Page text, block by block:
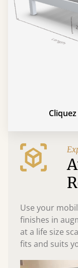
Use your
finishes in
at a life size
fits and suits